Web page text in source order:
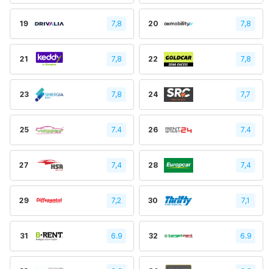
19 7,8 20 7,8
21 7,8 22 7,8
23 7,8 24 7,7
25 7.4 26 7.4
27 7,4 28 7,4
29 7,2 30 7,1
31 6.9 32 6.9